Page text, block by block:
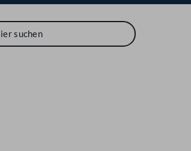
English
Hilfe